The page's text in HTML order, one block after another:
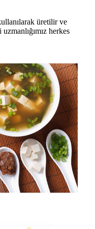
üretilir ve
herkes